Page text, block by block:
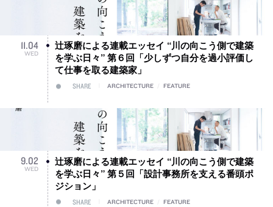
11.04
WED
辻琢磨による連載エッセイ “川の向こう側で建築
を学ぶ日々” 第６回「少しずつ自分を過小評価し
て仕事を取る建築家」
SHARE ARCHITECTURE FEATURE
9.02
WED
辻琢磨による連載エッセイ “川の向こう側で建築
を学ぶ日々” 第５回「設計事務所を支える番頭ポ
ジション」
SHARE ARCHITECTURE FEATURE